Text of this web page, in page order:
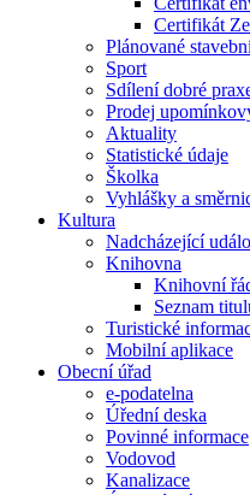
Certifikát
Plánované
Sport
Sdílení dobré
Prodej
Aktuality
Statistické údaje
Školka
Vyhlášky a
Kultura
Nadcházející
Knihovna
Knihovní
Seznam
Turistické
Mobilní aplikace
Obecní úřad
e-podatelna
Úřední deska
Povinné informace
Vodovod
Kanalizace